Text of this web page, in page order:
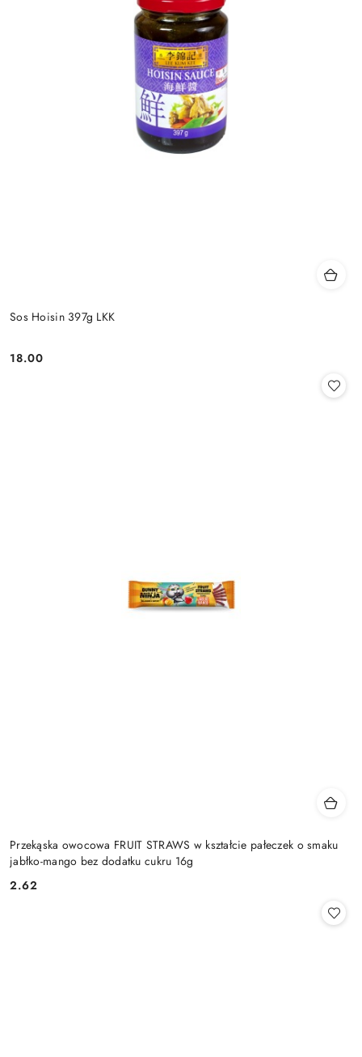
Sos Hoisin 397g LKK
Cena:
18.00
Przekąska owocowa FRUIT STRAWS w kształcie pałeczek o smaku
jabłko-mango bez dodatku cukru 16g
Cena:
2.62